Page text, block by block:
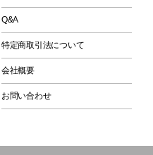
Q&A
特定商取引法について
会社概要
お問い合わせ